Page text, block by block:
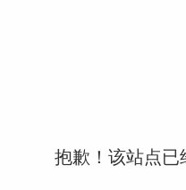
抱歉！该站点已